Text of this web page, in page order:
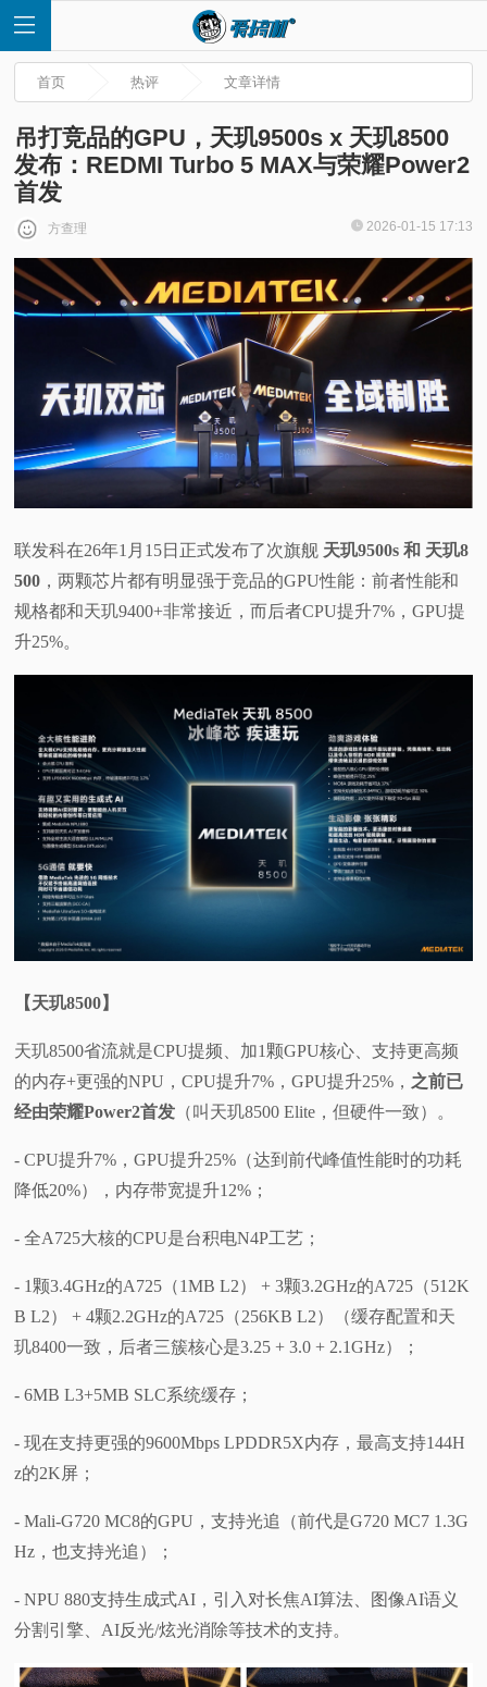
首
快
测
频
科
验
首页 热评 文章详情
吊打竞品的GPU，天玑9500s x 天玑8500
发布：REDMI Turbo 5 MAX与荣耀Power2
首发
方查理 2026-01-15 17:13
联发科在26年1月15日正式发布了次旗舰 天玑9500s 和 天玑8
500 ，两颗芯片都有明显强于竞品的GPU性能：前者性能和
规格都和天玑9400+非常接近，而后者CPU提升7%，GPU提
升25%。
【天玑8500】
天玑8500省流就是CPU提频、加1颗GPU核心、支持更高频
的内存+更强的NPU，CPU提升7%，GPU提升25%， 之前已
经由荣耀Power2首发 （叫天玑8500 Elite，但硬件一致）。
- CPU提升7%，GPU提升25%（达到前代峰值性能时的功耗
降低20%），内存带宽提升12%；
- 全A725大核的CPU是台积电N4P工艺；
- 1颗3.4GHz的A725（1MB L2） + 3颗3.2GHz的A725（512K
B L2） + 4颗2.2GHz的A725（256KB L2）（缓存配置和天
玑8400一致，后者三簇核心是3.25 + 3.0 + 2.1GHz）；
- 6MB L3+5MB SLC系统缓存；
- 现在支持更强的9600Mbps LPDDR5X内存，最高支持144H
z的2K屏；
- Mali-G720 MC8的GPU，支持光追（前代是G720 MC7 1.3G
Hz，也支持光追）；
- NPU 880支持生成式AI，引入对长焦AI算法、图像AI语义
分割引擎、AI反光/炫光消除等技术的支持。